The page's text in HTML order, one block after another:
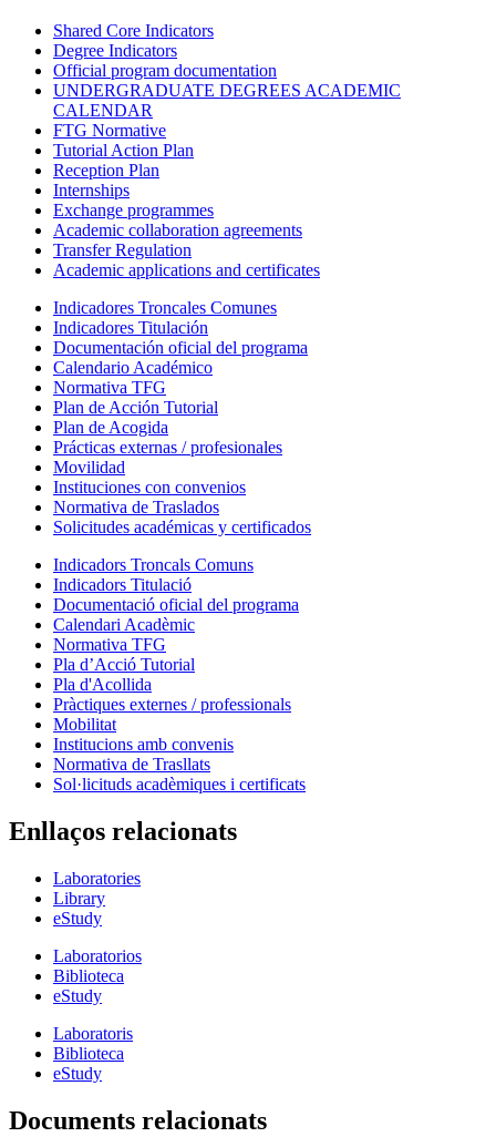
Shared Core Indicators
Degree Indicators
Official program documentation
UNDERGRADUATE DEGREES ACADEMIC
CALENDAR
FTG Normative
Tutorial Action Plan
Reception Plan
Internships
Exchange programmes
Academic collaboration agreements
Transfer Regulation
Academic applications and certificates
Indicadores Troncales Comunes
Indicadores Titulación
Documentación oficial del programa
Calendario Académico
Normativa TFG
Plan de Acción Tutorial
Plan de Acogida
Prácticas externas / profesionales
Movilidad
Instituciones con convenios
Normativa de Traslados
Solicitudes académicas y certificados
Indicadors Troncals Comuns
Indicadors Titulació
Documentació oficial del programa
Calendari Acadèmic
Normativa TFG
Pla d’Acció Tutorial
Pla d'Acollida
Pràctiques externes / professionals
Mobilitat
Institucions amb convenis
Normativa de Trasllats
Sol·licituds acadèmiques i certificats
Enllaços relacionats
Laboratories
Library
eStudy
Laboratorios
Biblioteca
eStudy
Laboratoris
Biblioteca
eStudy
Documents relacionats